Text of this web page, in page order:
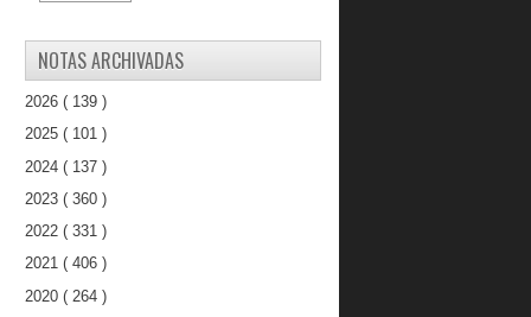
NOTAS ARCHIVADAS
2026 ( 139 )
2025 ( 101 )
2024 ( 137 )
2023 ( 360 )
2022 ( 331 )
2021 ( 406 )
2020 ( 264 )